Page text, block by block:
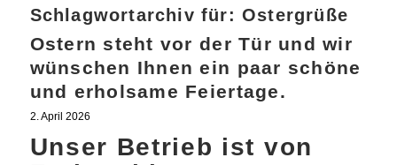
Schlagwortarchiv für: Ostergrüße
Ostern steht vor der Tür und wir
wünschen Ihnen ein paar schöne
und erholsame Feiertage.
2. April 2026
Unser Betrieb ist von